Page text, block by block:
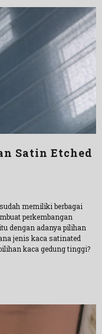
Satin Etched
memiliki berbagai
perkembangan
dengan adanya pilihan
jenis kaca satinated
kaca gedung tinggi?